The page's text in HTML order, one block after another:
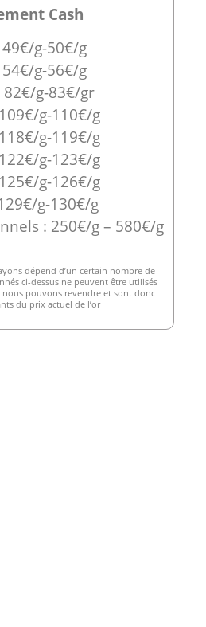
Cash
g-50€/g
g-56€/g
82€/g-83€/gr
g-110€/g
g-119€/g
g-123€/g
g-126€/g
g-130€/g
: 250€/g – 580€/g
dépend d’un certain nombre de
ci-dessus ne peuvent être utilisés
pouvons revendre et sont donc
du prix actuel de l’or